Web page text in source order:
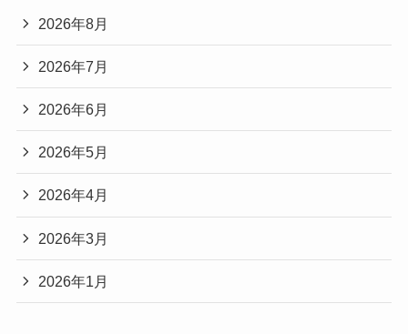
2026年8月
2026年7月
2026年6月
2026年5月
2026年4月
2026年3月
2026年1月